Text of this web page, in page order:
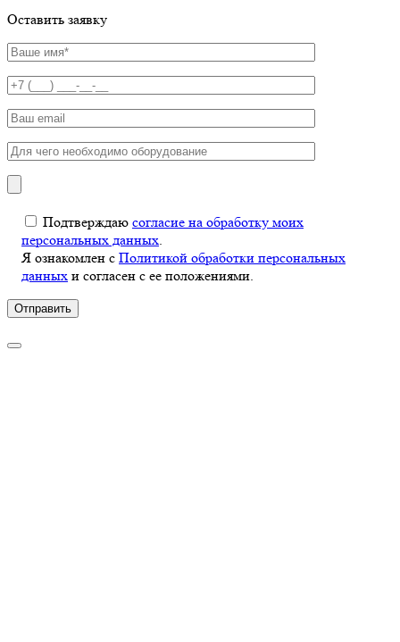
Оставить заявку
Подтверждаю согласие на обработку моих
персональных данных
Я ознакомлен с Политикой обработки персональных
данных и согласен с ее положениями.